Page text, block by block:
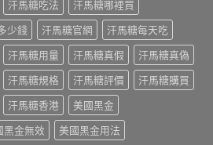
汗馬糖吃法
汗馬糖哪裡買
少錢 汗馬糖官網
汗馬糖每天吃
汗馬糖用量 汗馬糖真假
汗馬糖真偽
汗馬糖規格 汗馬糖評價
汗馬糖購買
汗馬糖香港
美國黑金
黑金無效
美國黑金用法